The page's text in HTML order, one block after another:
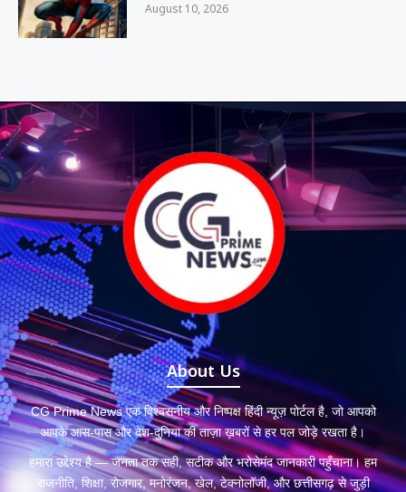
August 10, 2026
About Us
CG Prime News एक विश्वसनीय और निष्पक्ष हिंदी न्यूज़ पोर्टल है, जो आपको
आपके आस-पास और देश-दुनिया की ताज़ा ख़बरों से हर पल जोड़े रखता है।
हमारा उद्देश्य है — जनता तक सही, सटीक और भरोसेमंद जानकारी पहुँचाना। हम
राजनीति, शिक्षा, रोजगार, मनोरंजन, खेल, टेक्नोलॉजी, और छत्तीसगढ़ से जुड़ी